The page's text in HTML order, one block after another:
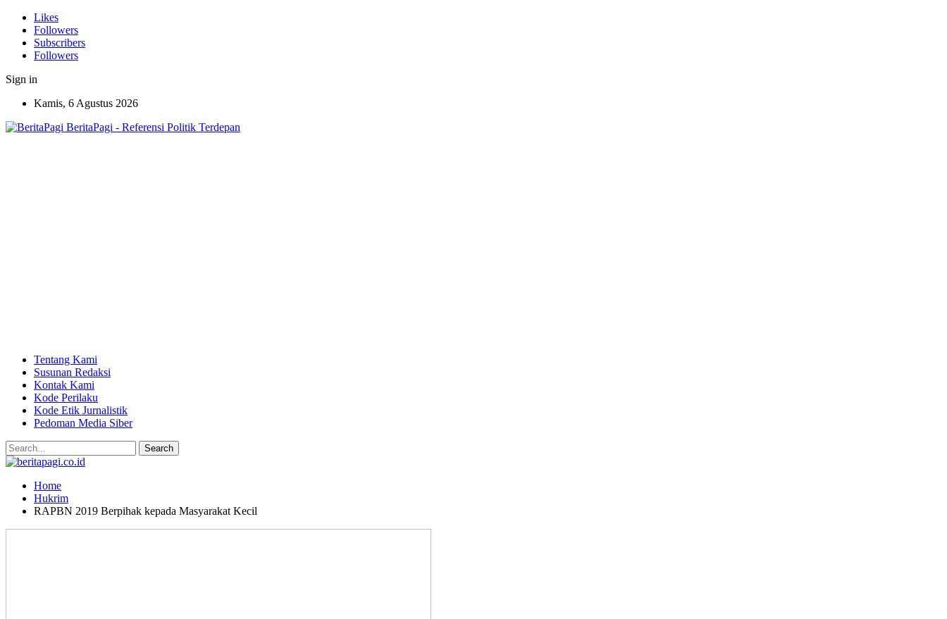
Likes
Followers
Subscribers
Followers
Sign in
Kamis, 6 Agustus 2026
BeritaPagi - Referensi Politik Terdepan
Tentang Kami
Susunan Redaksi
Kontak Kami
Kode Perilaku
Kode Etik Jurnalistik
Pedoman Media Siber
Home
Hukrim
RAPBN 2019 Berpihak kepada Masyarakat Kecil